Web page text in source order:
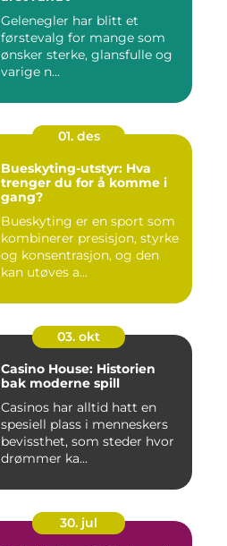
Gelenegler har blitt et
førstevalg for mange som
ønsker sterke, glansfulle og
varige n...
01. des
Bueskyting-utstyr: Hva
trenger du for å komme i
gang?
Bueskyting er en sport som
kombinerer presisjon, styrke
og konsentrasjon, og den
kan utøves a...
03. okt
Casino House: Historien
bak moderne spill
Casinos har alltid hatt en
spesiell plass i menneskers
bevissthet, som steder hvor
drømmer ka...
30. jul